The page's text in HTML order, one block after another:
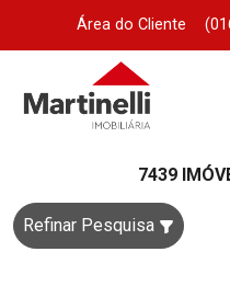
Área do Cliente
7439
Refinar Pesquisa